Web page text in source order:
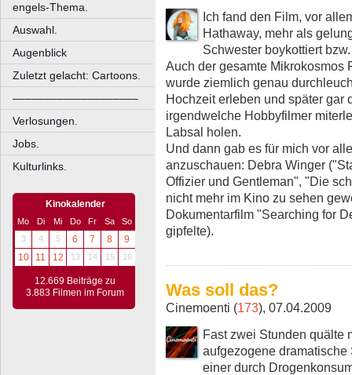
engels-Thema.
Auswahl.
Augenblick
Zuletzt gelacht: Cartoons.
––––––––––––––––––––
Verlosungen.
Jobs.
Kulturlinks.
Kinokalender
Mo Di Mi Do Fr Sa
So
3
4 5 6 7 8
9
10
11 12 13 14 15 16
12.669 Beiträge zu
3.883 Filmen im Forum
Ich fand den Film, vor
Hathaway, mehr als
Schwester boykottiert
Auch der gesamte Mikrokosmos
wurde ziemlich genau
Hochzeit erleben und später gar
irgendwelche Hobbyfilmer
Labsal holen.
Und dann gab es für mich vor
anzuschauen: Debra Winger
Offizier und Gentleman", "Die
nicht mehr im Kino zu sehen
Dokumentarfilm "Searching for
gipfelte).
Was soll das?
Cinemoenti (173), 07.04.2009
Fast zwei Stunden quälte
aufgezogene
einer durch